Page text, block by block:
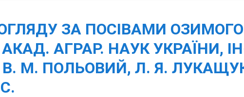
ЗА ПОСІВАМИ ОЗИМОГО
АГРАР. НАУК УКРАЇНИ,
В. М. ПОЛЬОВИЙ, Л. Я.